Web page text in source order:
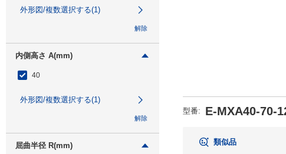
外形図/複数選択する(1)
解除
内側高さ A(mm)
40
外形図/複数選択する(1)
解除
屈曲半径 R(mm)
型番: E-MXA40-70-
類似品